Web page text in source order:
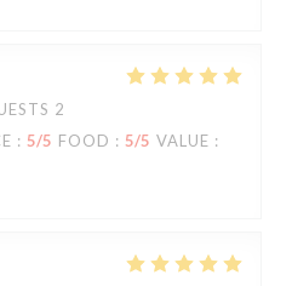
2
: 5/5 FOOD : 5/5 VALUE :